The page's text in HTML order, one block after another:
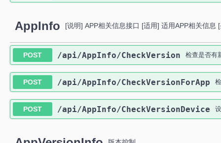
AppInfo [说明] APP相关信息接口 [适用] 适用APP相关信
POST ​/api​/AppInfo​/CheckVersion 检查是否有
POST ​/api​/AppInfo​/CheckVersionForApp
POST ​/api​/AppInfo​/CheckVersionDevice